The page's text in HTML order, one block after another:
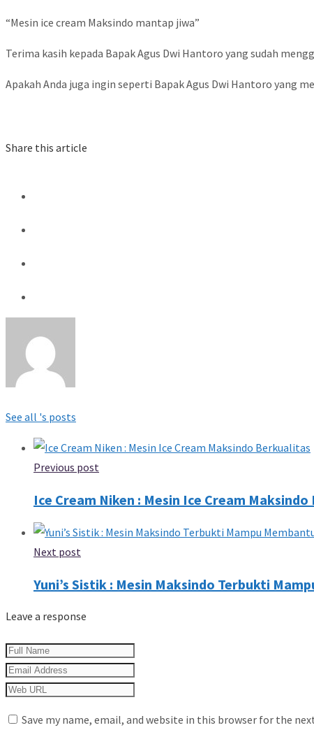
“Mesin ice cream Maksindo mantap jiwa”
Terima kasih kepada Bapak Agus Dwi Hantoro yang sudah
Apakah Anda juga ingin seperti Bapak Agus Dwi Hantoro yang
Share this article
See all 's posts
Previous post
Ice Cream Niken : Mesin Ice Cream
Next post
Yuni’s Sistik : Mesin Maksindo Terbukti
Leave a response
Save my name, email, and website in this browser for the